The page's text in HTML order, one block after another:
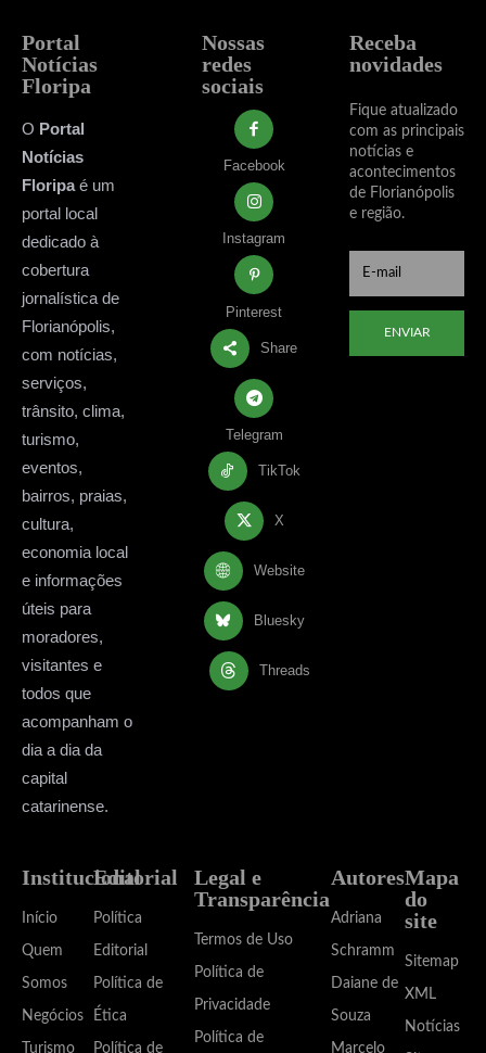
Portal
Notícias
Floripa
O Portal
Notícias
Floripaé um
portal local
dedicado à
cobertura
jornalística de
Florianópolis,
com notícias,
serviços,
trânsito, clima,
turismo,
eventos,
bairros, praias,
cultura,
economia local
e informações
úteis para
moradores,
visitantes e
todos que
acompanham o
dia a dia da
capital
catarinense.
Nossas
redes
sociais
Facebook
Instagram
Pinterest
Share
Telegram
TikTok
X
Website
Bluesky
Threads
Receba
novidades
Fique atualizado
com as principais
notícias e
acontecimentos
de Florianópolis
e região.
ENVIAR
Institucional
Início
Quem
Somos
Negócios
Turismo
Editorial
Política
Editorial
Política de
Ética
Política de
Legal e
Transparência
Termos de Uso
Política de
Privacidade
Política de
Autores
Adriana
Schramm
Daiane de
Souza
Marcelo
Mapa
do
site
Sitemap
XML
Notícias